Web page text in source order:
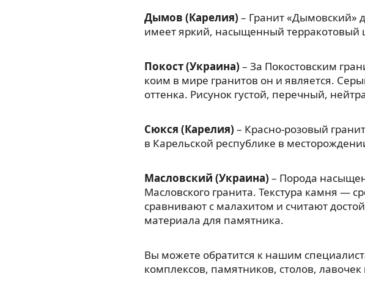
Дымов (Карелия) – Гранит «Дымовский»
имеет яркий, насыщенный терракотовый
Покост (Украина) – За Покостовским
коим в мире гранитов он и является.
оттенка. Рисунок густой, перечный,
Сюкся (Карелия) – Красно-розовый
в Карельской республике в
Масловский (Украина) – Порода
Масловского гранита. Текстура камня —
сравнивают с малахитом и считают
материала для памятника.
Вы можете обратится к нашим
комплексов, памятников, столов, лавочек